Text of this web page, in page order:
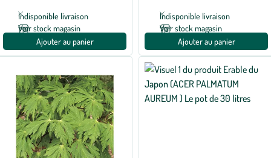
Indisponible livraison
Voir stock magasin
Ajouter au panier
Indisponible livraison
Voir stock magasin
Ajouter au panier